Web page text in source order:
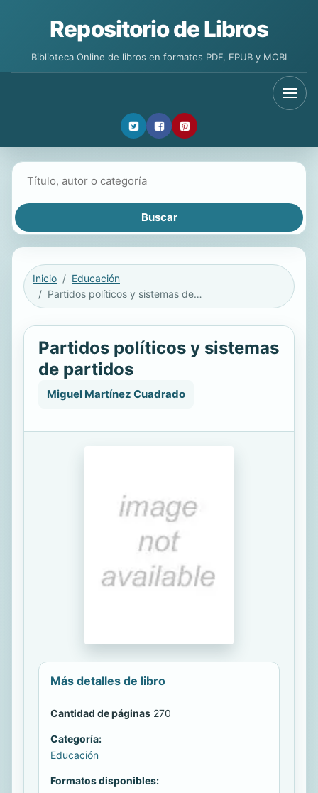
Repositorio de Libros
Biblioteca Online de libros en formatos PDF, EPUB y MOBI
Inicio
Educación
Partidos políticos y sistemas de partidos
Partidos políticos y sistemas
de partidos
Miguel Martínez Cuadrado
Más detalles de libro
Cantidad de páginas 270
Categoría:
Educación
Formatos disponibles: